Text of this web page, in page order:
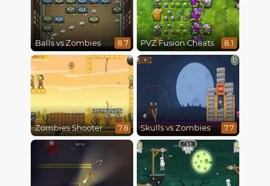
Balls vs Zombies 8.7 PVZ Fusion Cheats 8.1
Zombies Shooter 7.8 Skulls vs Zombies 7.7